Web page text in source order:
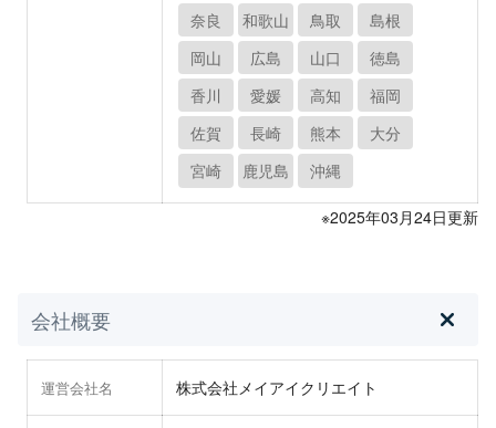
奈良
和歌山 鳥取
島根
岡山
広島 山口
徳島
香川
愛媛 高知
福岡
佐賀
長崎 熊本
大分
宮崎
鹿児島 沖縄
※2025年03月24日更新
会社概要
運営会社名 株式会社メイアイクリエイト